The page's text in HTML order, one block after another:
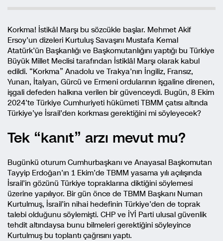
Korkma! İstikâl Marşı bu sözcükle başlar. Mehmet Akif
Ersoy’un dizeleri Kurtuluş Savaşını Mustafa Kemal
Atatürk’ün Başkanlığı ve Başkomutanlığını yaptığı bu Türkiye
Büyük Millet Meclisi tarafından İstiklâl Marşı olarak kabul
edildi. “Korkma” Anadolu ve Trakya’nın İngiliz, Fransız,
Yunan, İtalyan, Gürcü ve Ermeni ordularının işgaline direnen,
işgali defeden halkına verilen bir güvenceydi. Bugün, 8 Ekim
2024’te Türkiye Cumhuriyeti hükümeti TBMM çatısı altında
Türkiye’ye İsrail’den korkması gerektiğini mi söyleyecek?
Tek “kanıt” arzı mevut mu?
Bugünkü oturum Cumhurbaşkanı ve Anayasal Başkomutan
Tayyip Erdoğan’ın 1 Ekim’de TBMM yasama yılı açılışında
İsrail’in gözünü Türkiye topraklarına diktiğini söylemesi
üzerine yapılıyor. Bir gün önce de TBMM Başkanı Numan
Kurtulmuş, İsrail’in nihai hedefinin Türkiye’den de toprak
talebi olduğunu söylemişti. CHP ve İYİ Parti ulusal güvenlik
tehdit altındaysa bunu bilmeleri gerektiğini söyleyince
Kurtulmuş bu toplantı çağrısını yaptı.